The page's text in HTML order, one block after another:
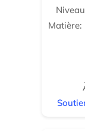
Matière: